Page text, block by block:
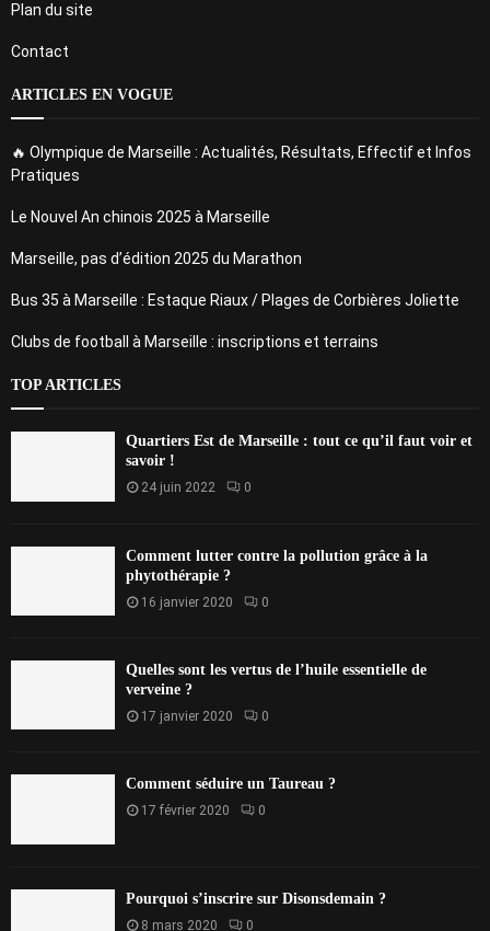
Plan du site
Contact
ARTICLES EN VOGUE
🔥 Olympique de Marseille : Actualités, Résultats, Effectif et Infos
Pratiques
Le Nouvel An chinois 2025 à Marseille
Marseille, pas d’édition 2025 du Marathon
Bus 35 à Marseille : Estaque Riaux / Plages de Corbières Joliette
Clubs de football à Marseille : inscriptions et terrains
TOP ARTICLES
Quartiers Est de Marseille : tout ce qu’il faut voir et
savoir !
24 juin 2022 0
Comment lutter contre la pollution grâce à la
phytothérapie ?
16 janvier 2020 0
Quelles sont les vertus de l’huile essentielle de
verveine ?
17 janvier 2020 0
Comment séduire un Taureau ?
17 février 2020 0
Pourquoi s’inscrire sur Disonsdemain ?
8 mars 2020 0